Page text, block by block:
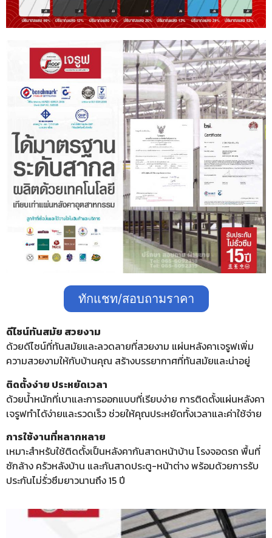
ทักแชท/สอบถามราคา
ดีไซน์ทันสมัย สวยงาม
ด้วยดีไซน์ที่ทันสมัยและลวดลายที่สวยงาม แผ่นหลังคาเจรูฟเพิ่ม
ความสวยงามให้กับบ้านคุณ สร้างบรรยากาศที่ทันสมัยและน่าอยู่
ติดตั้งง่าย ประหยัดเวลา
ด้วยน้ำหนักที่เบาและการออกแบบที่เรียบง่าย การติดตั้งแผ่นหลังคา
เจรูฟทำได้ง่ายและรวดเร็ว ช่วยให้คุณประหยัดทั้งเวลาและค่าใช้จ่าย
การใช้งานที่หลากหลาย
เหมาะสำหรับใช้ติดตั้งเป็นหลังคากันสาดหน้าบ้าน โรงจอดรถ พื้นที่
ซักล้าง ครัวหลังบ้าน และกันสาดประตู-หน้าต่าง พร้อมด้วยการรับ
ประกันไม่รั่วซึมยาวนานถึง 15 ปี